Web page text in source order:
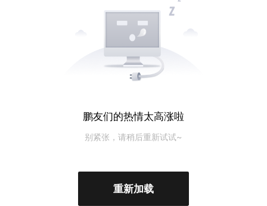
鹏友们的热情太高涨啦
别紧张，请稍后重新试试~
重新加载